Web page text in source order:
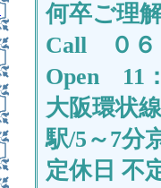
何卒ご理
Call ０６
Open 11
大阪環状
駅/5～7分
定休日 不